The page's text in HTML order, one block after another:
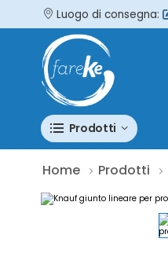
Luogo di consegna:
Prodotti
Home Prodotti